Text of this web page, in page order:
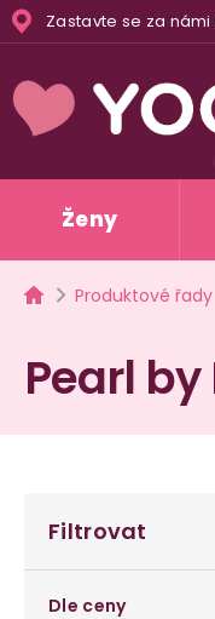
Přejít
na
Zastavte se za námi
Ženy
Domů
Produktové řady
Pearl by
o
Filtrovat
Dle ceny